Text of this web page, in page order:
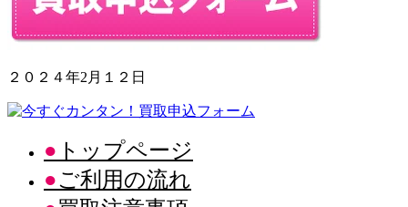
２０２４年2月１２日
トップページ
ご利用の流れ